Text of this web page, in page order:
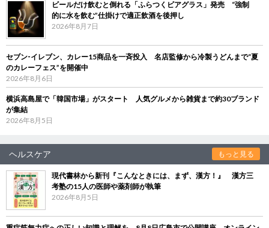
ビールだけ飲むと倒れる「ふらつくビアグラス」発売 “強制
的に水を飲む”仕掛けで適正飲酒を後押し
2026年8月7日
セブン‐イレブン、カレー15商品を一斉投入 名店監修から冷製うどんまで“夏
のカレーフェス”を開催中
2026年8月6日
横浜高島屋で「韓国市場」がスタート 人気グルメから雑貨まで約30ブランド
が集結
2026年8月5日
ヘルスケア もっと見る
現代書林から新刊『こんなときには、まず、漢方！』 漢方三
考塾の15人の医師や薬剤師が執筆
2026年8月5日